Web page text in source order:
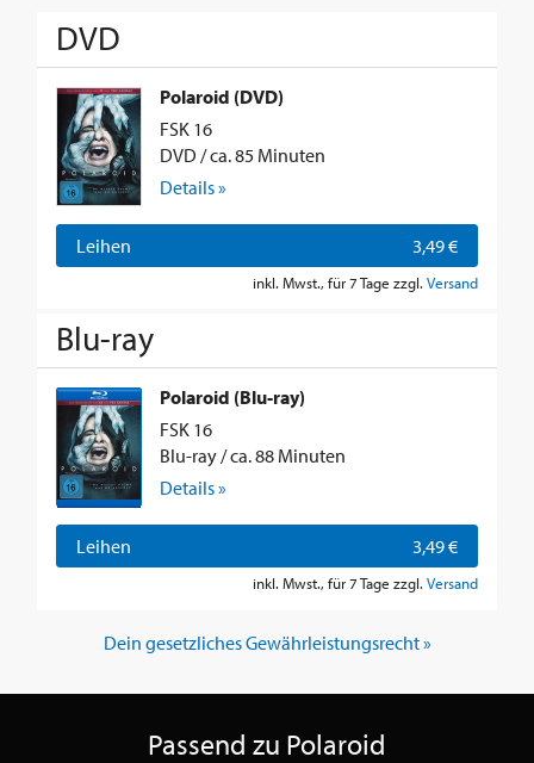
DVD
Polaroid (DVD)
FSK 16
DVD / ca. 85 Minuten
Details »
Leihen 3,49 €
inkl. Mwst., für 7 Tage zzgl. Versand
Blu-ray
Polaroid (Blu-ray)
FSK 16
Blu-ray / ca. 88 Minuten
Details »
Leihen 3,49 €
inkl. Mwst., für 7 Tage zzgl. Versand
Dein gesetzliches Gewährleistungsrecht »
Passend zu Polaroid